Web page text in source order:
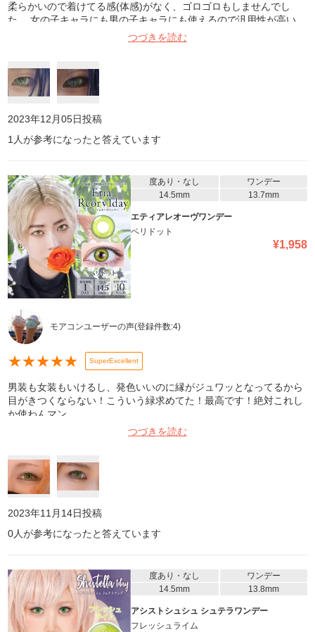
柔らかいので着けてる感(体感)がなく、ゴロゴロもしませんでし
た。 女の子キャラにも男の子キャラにも使えるので汎用性が高い。
2箱買っといて良かったです。 写真は参考程度に
つづきを読む
2023年12月05日投稿
1 人が参考になったと答えています
度あり・なし
ワンデー
14.5mm
13.7mm
エティアレオーヴワンデー
ペリドット
¥1,958
モアコンユーザーの声(登録件数:4)
★★★★★ SuperExcellent
男装も女装もいけるし、発色いいのに縁がジュワッとなってるから
目がきつくならない！こういう緑求めてた！最高です！絶対これし
か使わんマン
つづきを読む
2023年11月14日投稿
0人が参考になったと答えています
度あり・なし
ワンデー
14.5mm
13.8mm
アシストシュシュ シュテラワンデー
フレッシュライム